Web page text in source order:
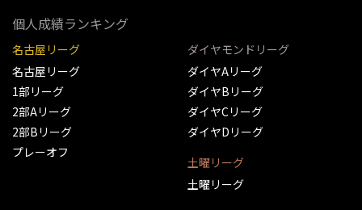
個人成績ランキング
名古屋リーグ
名古屋リーグ
1部リーグ
2部Aリーグ
2部Bリーグ
プレーオフ
ダイヤモンドリーグ
ダイヤAリーグ
ダイヤBリーグ
ダイヤCリーグ
ダイヤDリーグ
土曜リーグ
土曜リーグ